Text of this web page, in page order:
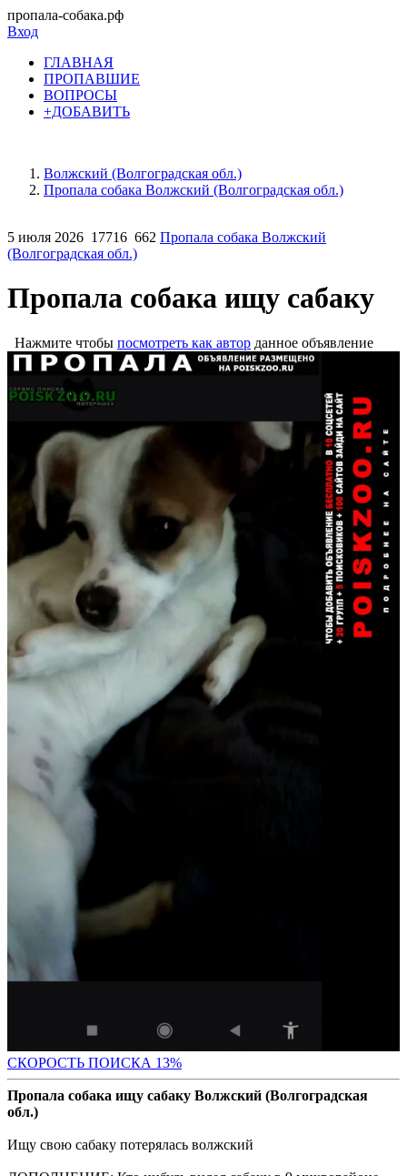
пропала-собака.рф
Вход
ГЛАВНАЯ
ПРОПАВШИЕ
ВОПРОСЫ
+ДОБАВИТЬ
Волжский (Волгоградская обл.)
Пропала собака Волжский (Волгоградская обл.)
5 июля 2026 17716 662 Пропала собака Волжский
(Волгоградская обл.)
Пропала собака ищу сабаку
Нажмите чтобы посмотреть как автор данное объявление
СКОРОСТЬ ПОИСКА 13%
Пропала собака ищу сабаку Волжский (Волгоградская
обл.)
Ищу свою сабаку потерялась волжский